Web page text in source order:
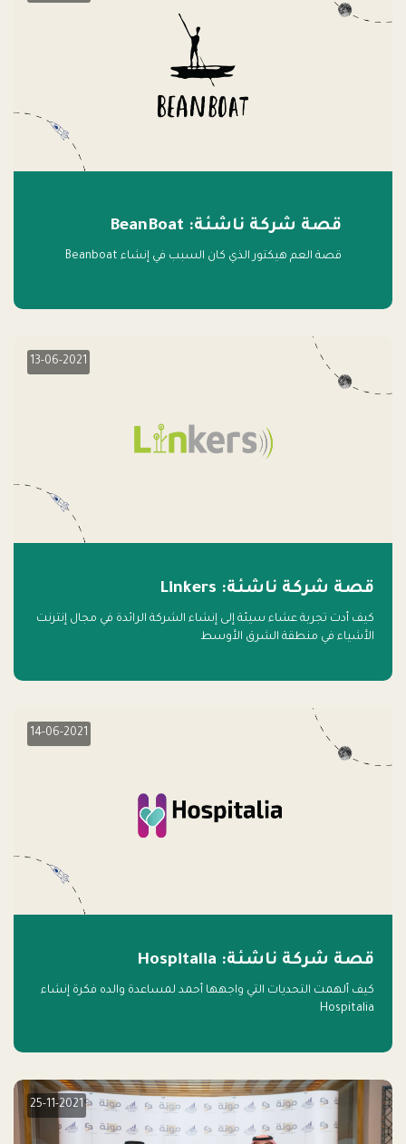
قصة شركة ناشئة: BeanBoat
قصة العم هيكتور الذي كان السبب في إنشاء Beanboat
13-06-2021
قصة شركة ناشئة: Linkers
كيف أدت تجربة عشاء سيئة إلى إنشاء الشركة الرائدة في مجال إنترنت
الأشياء في منطقة الشرق الأوسط
14-06-2021
قصة شركة ناشئة: Hospitalia
كيف ألهمت التحديات التي واجهها أحمد لمساعدة والده فكرة إنشاء
Hospitalia
25-11-2021